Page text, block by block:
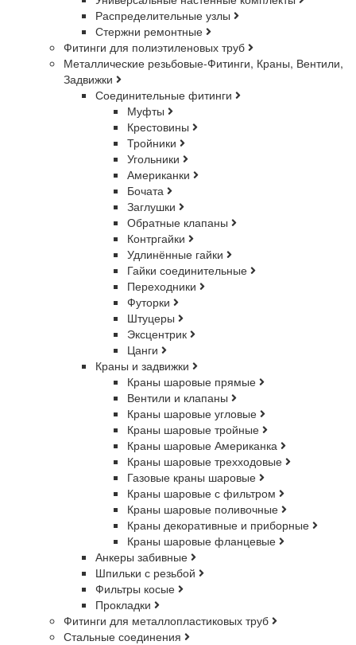
Распределительные узлы
Стержни ремонтные
Фитинги для полиэтиленовых труб
Металлические резьбовые-Фитинги, Краны, Вентили,
Задвижки
Соединительные фитинги
Муфты
Крестовины
Тройники
Угольники
Американки
Бочата
Заглушки
Обратные клапаны
Контргайки
Удлинённые гайки
Гайки соединительные
Переходники
Футорки
Штуцеры
Эксцентрик
Цанги
Краны и задвижки
Краны шаровые прямые
Вентили и клапаны
Краны шаровые угловые
Краны шаровые тройные
Краны шаровые Американка
Краны шаровые трехходовые
Газовые краны шаровые
Краны шаровые с фильтром
Краны шаровые поливочные
Краны декоративные и приборные
Краны шаровые фланцевые
Анкеры забивные
Шпильки с резьбой
Фильтры косые
Прокладки
Фитинги для металлопластиковых труб
Стальные соединения